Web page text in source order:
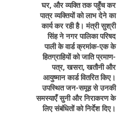
घर, और व्यक्ति तक पहुँच कर
पात्र व्यक्तियों को लाभ देने का
कार्य कर रही है। मंत्री सुश्री
सिंह ने नगर पालिका परिषद
पाली के वार्ड क्रमांक-एक के
हितग्राहियों को जाति प्रमाण-
पत्र, खसरा, खतौनी और
आयुष्मान कार्ड वितरित किए।
उपस्थित जन-समूह से उनकी
समस्याएँ सुनी और निराकरण के
लिए संबंधितों को निर्देश दिए।